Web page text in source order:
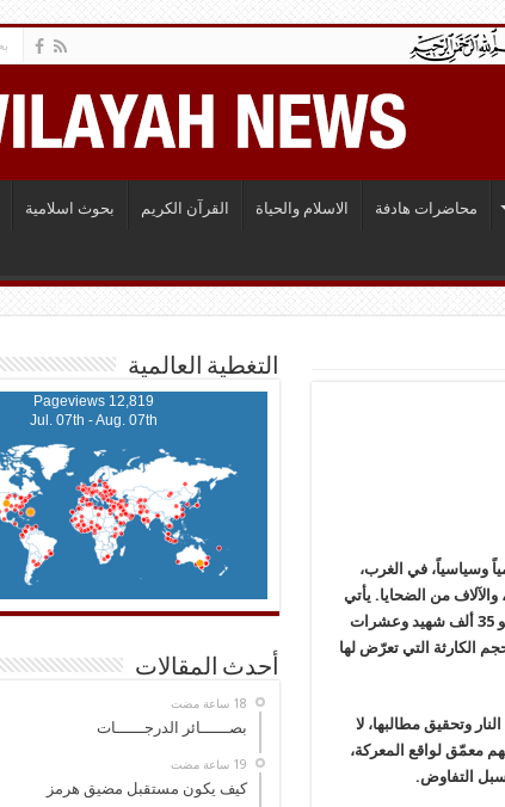
محاضرات هادفة الاسلام والحياة القرآن الكريم بحوث اسلامية
وسياسياً، في الغرب،
من الضحايا. يأتي
ذلك بينما وصل عدد شهداء الإبادة الجماعية، التي ينفذها الاحتلال الإسرائيلي في غزة، إلى نحو 35 ألف شهيد وعشرات
الكارثة التي تعرّض لها
وتحقيق مطالبها، لا
معمّق لواقع المعركة،
سبل التفاوض.
التغطية العالمية
12,819 Pageviews
Jul. 07th - Aug. 07th
أحدث المقالات
بصــــــائر الدرجــــــات
كيف يكون مستقبل مضيق هرمز